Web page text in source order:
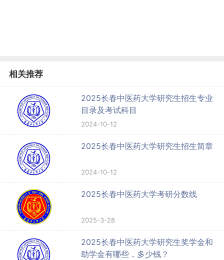
相关推荐
2025长春中医药大学研究生招生专业
目录及考试科目
2024-10-12
2025长春中医药大学研究生招生简章
2024-10-12
2025长春中医药大学考研分数线
2025-3-28
2025长春中医药大学研究生奖学金和
助学金有哪些，多少钱？